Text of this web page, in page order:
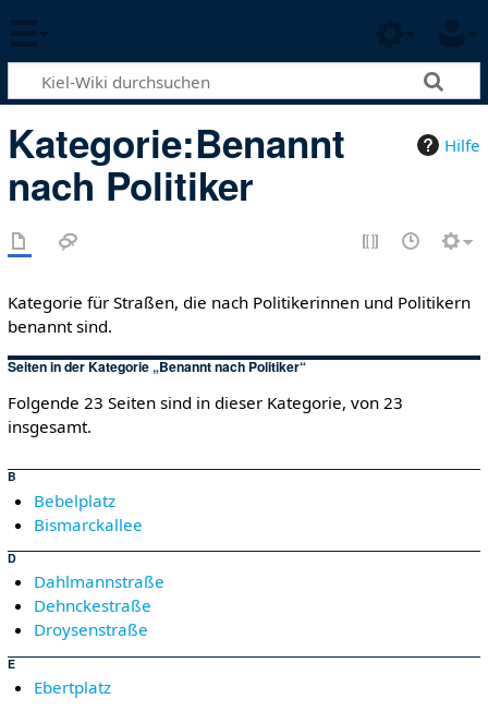
Hilfe
Kategorie:Benannt
nach Politiker
Kategorie für Straßen, die nach Politikerinnen und Politikern
benannt sind.
Seiten in der Kategorie „Benannt nach Politiker“
Folgende 23 Seiten sind in dieser Kategorie, von 23
insgesamt.
B
Bebelplatz
Bismarckallee
D
Dahlmannstraße
Dehnckestraße
Droysenstraße
E
Ebertplatz